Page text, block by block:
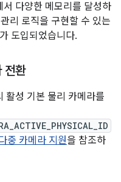
다양한 메모리를 달성하
리 로직을 구현할 수 있는
가 도입되었습니다.
전환
활성 기본 물리 카메라를
중 카메라 지원을 참조하